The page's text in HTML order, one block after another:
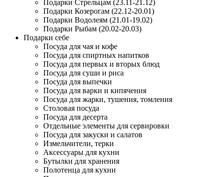
Подарки Стрельцам (23.11-21.12)
Подарки Козерогам (22.12-20.01)
Подарки Водолеям (21.01-19.02)
Подарки Рыбам (20.02-20.03)
Подарки себе
Посуда для чая и кофе
Посуда для спиртных напитков
Посуда для первых и вторых блюд
Посуда для суши и риса
Посуда для выпечки
Посуда для варки и кипячения
Посуда для жарки, тушения, томления
Столовая посуда
Посуда для десерта
Отдельные элементы для сервировки
Посуда для закуски и салатов
Измельчители, терки
Аксессуары для кухни
Бутылки для хранения
Полотенца для кухни